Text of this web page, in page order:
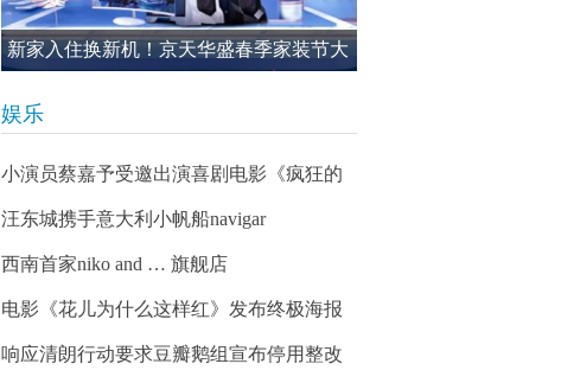
新家入住换新机！京天华盛春季家装节大
娱乐
小演员蔡嘉予受邀出演喜剧电影《疯狂的
汪东城携手意大利小帆船navigar
西南首家niko and … 旗舰店
电影《花儿为什么这样红》发布终极海报
响应清朗行动要求豆瓣鹅组宣布停用整改